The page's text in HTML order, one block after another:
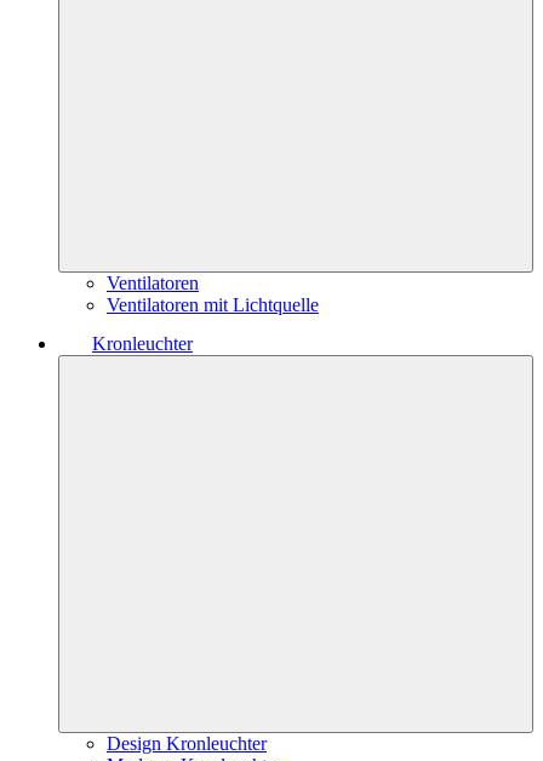
Ventilatoren
Ventilatoren mit Lichtquelle
Kronleuchter
Design Kronleuchter